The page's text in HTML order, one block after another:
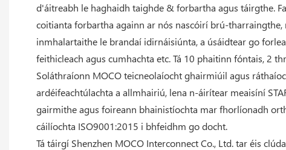
d'áitreabh le haghaidh taighde & forbartha agus táirgthe.
coitianta forbartha againn ar nós nascóirí brú-
inmhalartaithe le brandaí idirnáisiúnta, a úsáidtear go
feithicleach agus cumhachta etc. Tá 10 phaitinn fóntais, 2
Soláthraíonn MOCO teicneolaíocht ghairmiúil agus
ardéifeachtúlachta a allmhairiú, lena n-áirítear meaisíní
gairmithe agus foireann bhainistíochta mar fhorlíonadh
cáilíochta ISO9001:2015 i bhfeidhm go docht.
Tá táirgí Shenzhen MOCO Interconnect Co., Ltd. tar éis